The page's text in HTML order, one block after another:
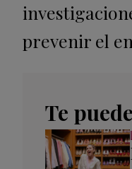
prevenir el
Te